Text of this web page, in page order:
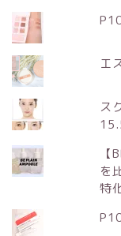
エ
ス
を
特